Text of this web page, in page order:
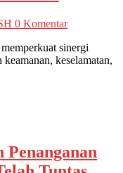
0 Komentar
sinergi
keselamatan,
Penanganan